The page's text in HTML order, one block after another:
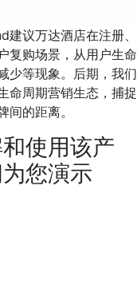
议万达酒店在注册、
复购场景，从用户生命
少等现象。后期，我们
命周期营销生态，捕捉
的距离。
使用该产
您演示